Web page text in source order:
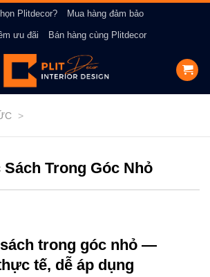
Plitdecor? Mua hàng đảm bảo
ưu đãi Bán hàng cùng Plitdecor
>
Trong Góc Nhỏ
trong góc nhỏ —
tế, dễ áp dụng